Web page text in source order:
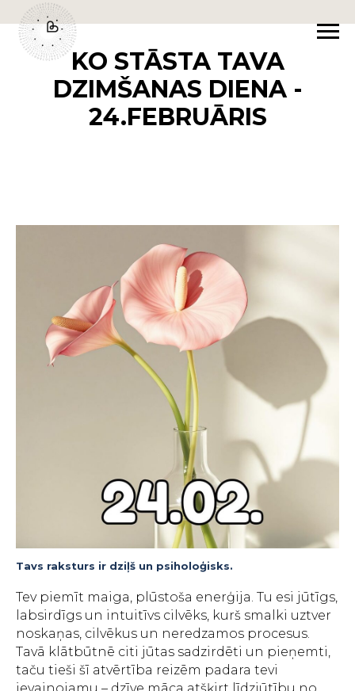
KO STĀSTA TAVA
DZIMŠANAS DIENA -
24.FEBRUĀRIS
Tavs raksturs ir dziļš un psiholoģisks.
Tev piemīt maiga, plūstoša enerģija. Tu esi jūtīgs,
labsirdīgs un intuitīvs cilvēks, kurš smalki uztver
noskaņas, cilvēkus un neredzamos procesus.
Tavā klātbūtnē citi jūtas sadzirdēti un pieņemti,
taču tieši šī atvērtība reizēm padara tevi